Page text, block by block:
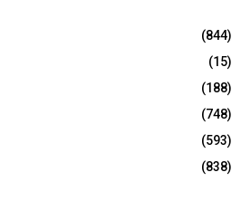
(844)
(15)
(188)
(748)
(593)
(838)